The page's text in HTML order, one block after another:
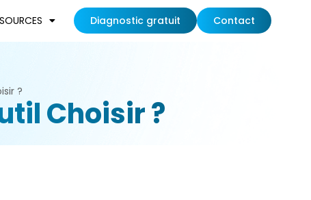
Diagnostic gratuit Contact
?
Choisir ?